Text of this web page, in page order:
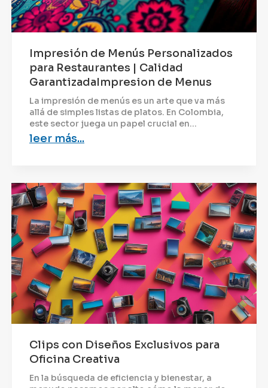
Impresión de Menús Personalizados
para Restaurantes | Calidad
GarantizadaImpresion de Menus
La impresión de menús es un arte que va más
allá de simples listas de platos. En Colombia,
este sector juega un papel crucial en...
leer más...
Clips con Diseños Exclusivos para
Oficina Creativa
En la búsqueda de eficiencia y bienestar, a